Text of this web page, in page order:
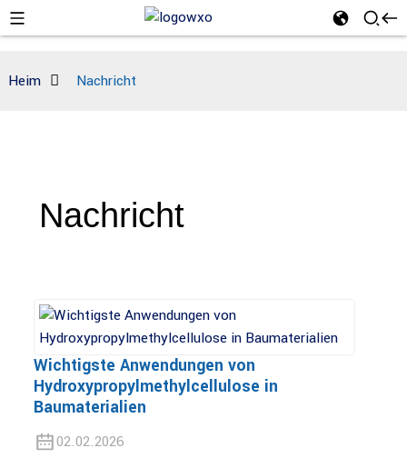
Heim Nachricht
Nachricht
Wichtigste Anwendungen von
Hydroxypropylmethylcellulose in
Baumaterialien
02.02.2026